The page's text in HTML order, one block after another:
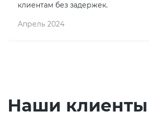
клиентам без задержек.
Апрель 2024
Наши клиенты